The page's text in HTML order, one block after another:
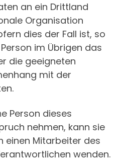
an ein Drittland
Organisation
dies der Fall ist, so
im Übrigen das
die geeigneten
mit der
Person dieses
nehmen, kann sie
einen Mitarbeiter des
wenden.